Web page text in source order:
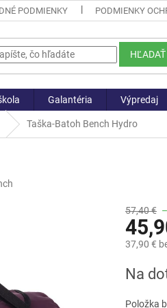
PODMIENKY PODMIENKY
HĽADAŤ
Galantéria Výpredaj
Taška-Batoh Bench Hydro
57,40 €
37,90 €
cena:
Na
Položka